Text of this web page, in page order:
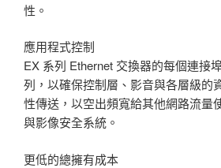
性。
應用程式控制
EX 系列 Ethernet 交換器的每個連接
列，以確保控制層、影音與各層級的
性傳送，以空出頻寬給其他網路流量
與影像安全系統。
更低的總擁有成本